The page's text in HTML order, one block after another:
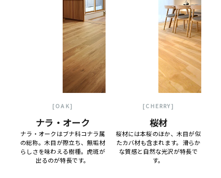
[OAK]
ナラ・オーク
ナラ・オークはブナ科コナラ属
の総称。木目が際立ち、無垢材
らしさを味わえる樹種。虎斑が
出るのが特長です。
[CHERRY]
桜材
桜材には本桜のほか、木目が似
たカバ材も含まれます。滑らか
な質感と自然な光沢が特長で
す。